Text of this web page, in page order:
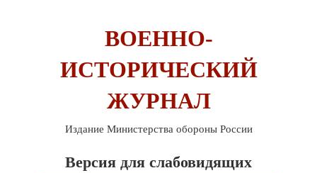
ВОЕННО-
ИСТОРИЧЕСКИЙ
ЖУРНАЛ
Издание Министерства обороны России
Версия для слабовидящих